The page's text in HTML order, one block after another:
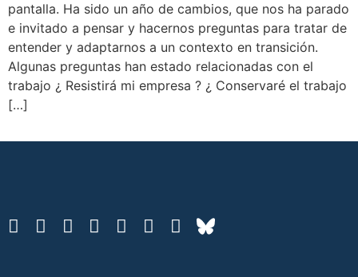
pantalla. Ha sido un año de cambios, que nos ha parado
e invitado a pensar y hacernos preguntas para tratar de
entender y adaptarnos a un contexto en transición.
Algunas preguntas han estado relacionadas con el
trabajo ¿ Resistirá mi empresa ? ¿ Conservaré el trabajo
[…]